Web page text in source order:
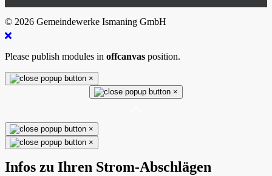
© 2026 Gemeindewerke Ismaning GmbH
Please publish modules in offcanvas position.
×
×
×
×
Infos zu Ihren Strom-Abschlägen